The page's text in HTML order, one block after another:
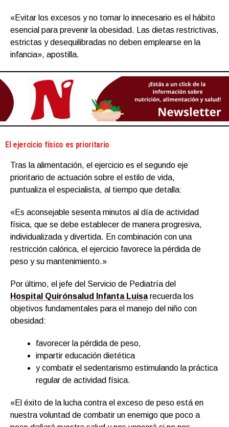
«Evitar los excesos y no tomar lo innecesario es el hábito
esencial para prevenir la obesidad. Las dietas restrictivas,
estrictas y desequilibradas no deben emplearse en la
infancia», apostilla.
El ejercicio físico es prioritario
Tras la alimentación, el ejercicio es el segundo eje
prioritario de actuación sobre el estilo de vida,
puntualiza el especialista, al tiempo que detalla:
«Es aconsejable sesenta minutos al día de actividad
física, que se debe establecer de manera progresiva,
individualizada y divertida. En combinación con una
restricción calórica, el ejercicio favorece la pérdida de
peso y su mantenimiento.»
Por último, el jefe del Servicio de Pediatría del
Hospital Quirónsalud Infanta Luisarecuerda los
objetivos fundamentales para el manejo del niño con
obesidad:
favorecer la pérdida de peso,
impartir educación dietética
y combatir el sedentarismo estimulando la práctica
regular de actividad física.
«El éxito de la lucha contra el exceso de peso está en
nuestra voluntad de combatir un enemigo que poco a